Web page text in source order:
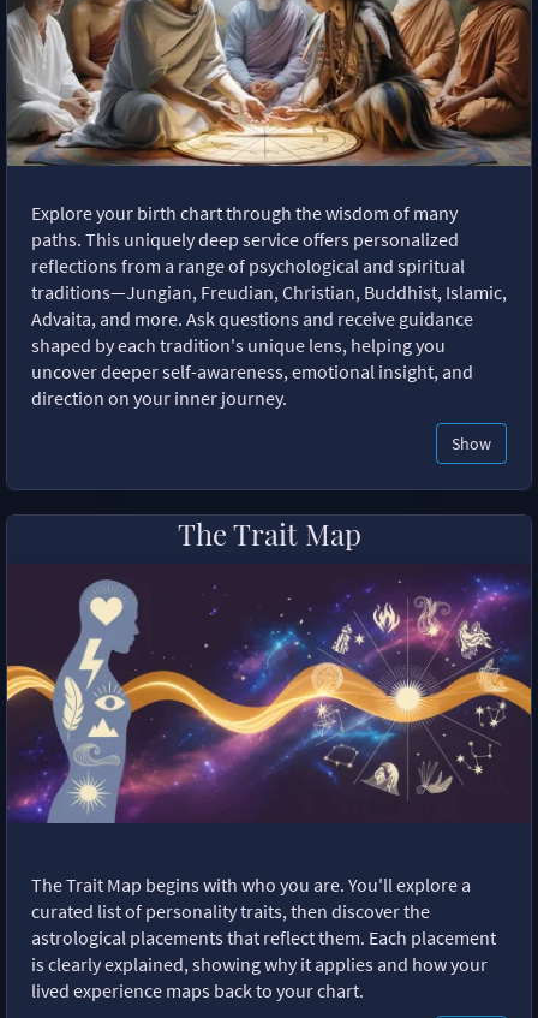
Explore your birth chart through the wisdom of many
paths. This uniquely deep service offers personalized
reflections from a range of psychological and spiritual
traditions—Jungian, Freudian, Christian, Buddhist, Islamic,
Advaita, and more. Ask questions and receive guidance
shaped by each tradition's unique lens, helping you
uncover deeper self-awareness, emotional insight, and
direction on your inner journey.
Show
The Trait Map
The Trait Map begins with who you are. You'll explore a
curated list of personality traits, then discover the
astrological placements that reflect them. Each placement
is clearly explained, showing why it applies and how your
lived experience maps back to your chart.